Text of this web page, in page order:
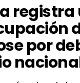
registra
por